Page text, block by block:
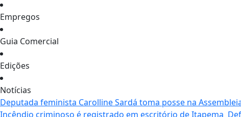
Empregos
Guia Comercial
Edições
Notícias
Deputada feminista Carolline Sardá toma posse na
Incêndio criminoso é registrado em escritório de Itapema